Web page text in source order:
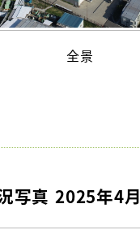
全景
写真 2025年4月